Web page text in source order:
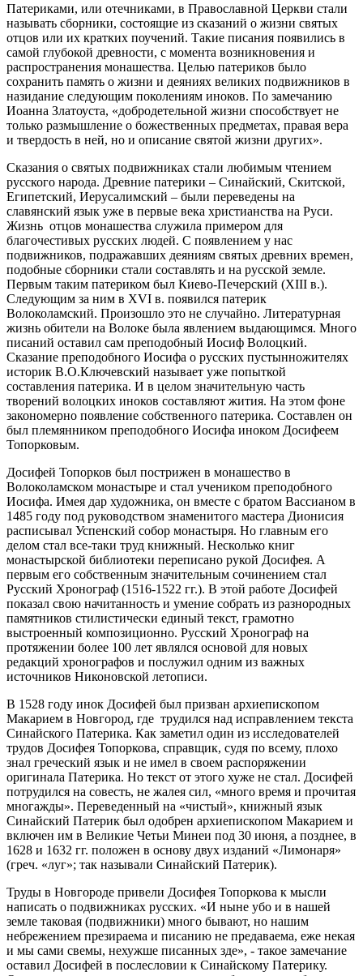
Патериками, или отечниками, в Православной Церкви стали
называть сборники, состоящие из сказаний о жизни святых
отцов или их кратких поучений. Такие писания появились в
самой глубокой древности, с момента возникновения и
распространения монашества. Целью патериков было
сохранить память о жизни и деяниях великих подвижников в
назидание следующим поколениям иноков. По замечанию
Иоанна Златоуста, «добродетельной жизни способствует не
только размышление о божественных предметах, правая вера
и твердость в ней, но и описание святой жизни других».
Сказания о святых подвижниках стали любимым чтением
русского народа. Древние патерики – Синайский, Скитской,
Египетский, Иерусалимский – были переведены на
славянский язык уже в первые века христианства на Руси.
Жизнь отцов монашества служила примером для
благочестивых русских людей. С появлением у нас
подвижников, подражавших деяниям святых древних времен,
подобные сборники стали составлять и на русской земле.
Первым таким патериком был Киево-Печерский (ХIII в.).
Следующим за ним в ХVI в. появился патерик
Волоколамский. Произошло это не случайно. Литературная
жизнь обители на Волоке была явлением выдающимся. Много
писаний оставил сам преподобный Иосиф Волоцкий.
Сказание преподобного Иосифа о русских пустынножителях
историк В.О.Ключевский называет уже попыткой
составления патерика. И в целом значительную часть
творений волоцких иноков составляют жития. На этом фоне
закономерно появление собственного патерика. Составлен он
был племянником преподобного Иосифа иноком Досифеем
Топорковым.
Досифей Топорков был пострижен в монашество в
Волоколамском монастыре и стал учеником преподобного
Иосифа. Имея дар художника, он вместе с братом Вассианом в
1485 году под руководством знаменитого мастера Дионисия
расписывал Успенский собор монастыря. Но главным его
делом стал все-таки труд книжный. Несколько книг
монастырской библиотеки переписано рукой Досифея. А
первым его собственным значительным сочинением стал
Русский Хронограф (1516-1522 гг.). В этой работе Досифей
показал свою начитанность и умение собрать из разнородных
памятников стилистически единый текст, грамотно
выстроенный композиционно. Русский Хронограф на
протяжении более 100 лет являлся основой для новых
редакций хронографов и послужил одним из важных
источников Никоновской летописи.
В 1528 году инок Досифей был призван архиепископом
Макарием в Новгород, где трудился над исправлением текста
Синайского Патерика. Как заметил один из исследователей
трудов Досифея Топоркова, справщик, судя по всему, плохо
знал греческий язык и не имел в своем распоряжении
оригинала Патерика. Но текст от этого хуже не стал. Досифей
потрудился на совесть, не жалея сил, «много время и прочитая
многажды». Переведенный на «чистый», книжный язык
Синайский Патерик был одобрен архиепископом Макарием и
включен им в Великие Четьи Минеи под 30 июня, а позднее, в
1628 и 1632 гг. положен в основу двух изданий «Лимонаря»
(греч. «луг»; так называли Синайский Патерик).
Труды в Новгороде привели Досифея Топоркова к мысли
написать о подвижниках русских. «И ныне убо и в нашей
земле таковая (подвижники) много бывают, но нашим
небрежением презираема и писанию не предаваема, еже некая
и мы сами свемы, нехужше писанных зде», - такое замечание
оставил Досифей в послесловии к Синайскому Патерику.